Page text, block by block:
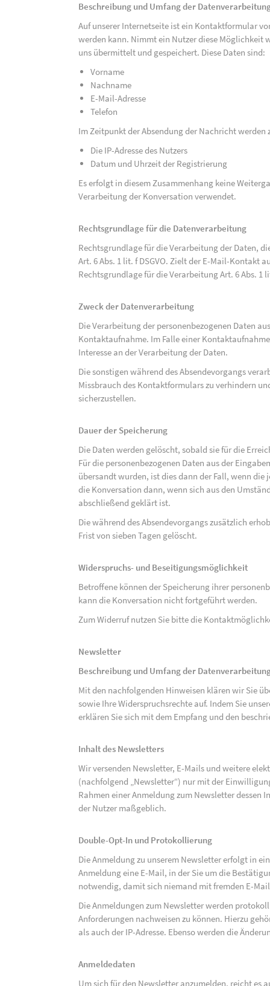
Beschreibung und Umfang der
Auf unserer Internetseite ist ein Kontaktformular
werden kann. Nimmt ein Nutzer diese Möglichkeit
uns übermittelt und gespeichert. Diese Daten sind:
Vorname
Nachname
E-Mail-Adresse
Telefon
Im Zeitpunkt der Absendung der Nachricht werden
Die IP-Adresse des Nutzers
Datum und Uhrzeit der Registrierung
Es erfolgt in diesem Zusammenhang keine
Verarbeitung der Konversation verwendet.
Rechtsgrundlage für die Datenverarbeitung
Rechtsgrundlage für die Verarbeitung der Daten,
Art. 6 Abs. 1 lit. f DSGVO. Zielt der E-Mail-Kontakt
Rechtsgrundlage für die Verarbeitung Art. 6 Abs. 1
Zweck der Datenverarbeitung
Die Verarbeitung der personenbezogenen Daten
Kontaktaufnahme. Im Falle einer
Interesse an der Verarbeitung der Daten.
Die sonstigen während des Absendevorgangs
Missbrauch des Kontaktformulars zu verhindern
sicherzustellen.
Dauer der Speicherung
Die Daten werden gelöscht, sobald sie für die
Für die personenbezogenen Daten aus der
übersandt wurden, ist dies dann der Fall, wenn
die Konversation dann, wenn sich aus den
abschließend geklärt ist.
Die während des Absendevorgangs zusätzlich
Frist von sieben Tagen gelöscht.
Widerspruchs- und Beseitigungsmöglichkeit
Betroffene können der Speicherung ihrer
kann die Konversation nicht fortgeführt werden.
Zum Widerruf nutzen Sie bitte die
Newsletter
Beschreibung und Umfang der
Mit den nachfolgenden Hinweisen klären wir Sie
sowie Ihre Widerspruchsrechte auf. Indem Sie
erklären Sie sich mit dem Empfang und den
Inhalt des Newsletters
Wir versenden Newsletter, E-Mails und weitere
(nachfolgend „Newsletter“) nur mit der
Rahmen einer Anmeldung zum Newsletter
der Nutzer maßgeblich.
Double-Opt-In und Protokollierung
Die Anmeldung zu unserem Newsletter erfolgt in
Anmeldung eine E-Mail, in der Sie um die
notwendig, damit sich niemand mit fremden E-
Die Anmeldungen zum Newsletter werden
Anforderungen nachweisen zu können. Hierzu
als auch der IP-Adresse. Ebenso werden die
Anmeldedaten
Um sich für den Newsletter anzumelden, reicht es